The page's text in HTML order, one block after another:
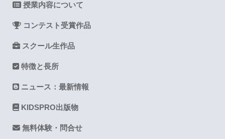
授業内容について
コンテスト受賞作品
スクール生作品
特徴と長所
ニュース：最新情報
KIDSPRO出版物
無料体験・問合せ